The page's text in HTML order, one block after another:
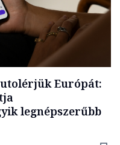
Európát:
legnépszerűbb